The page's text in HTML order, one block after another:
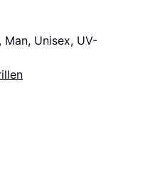
Unisex, UV-